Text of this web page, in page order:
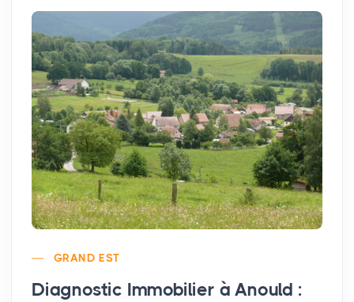
GRAND EST
Diagnostic Immobilier à Anould :